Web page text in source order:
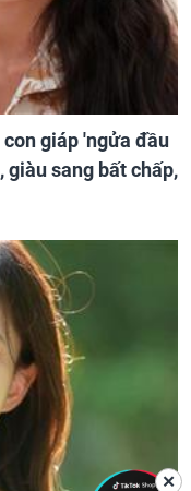
giáp 'ngửa đầu
giàu sang bất chấp,
✕